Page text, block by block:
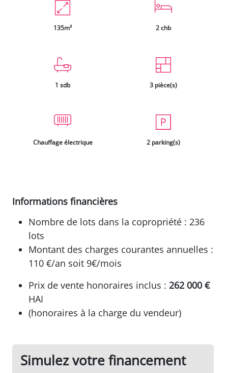
135m² 2 chb
1 sdb 3 pièce(s)
Chauffage électrique 2 parking(s)
Informations financières
Nombre de lots dans la copropriété : 236
lots
Montant des charges courantes annuelles :
110 €/an soit 9€/mois
Prix de vente honoraires inclus : 262 000 €
HAI
(honoraires à la charge du vendeur)
Simulez votre financement